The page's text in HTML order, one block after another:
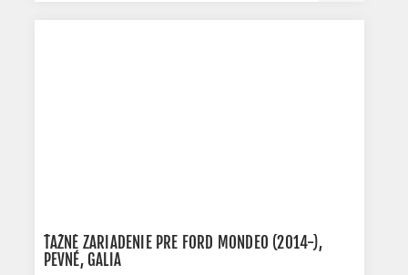
ŤAŽNÉ ZARIADENIE PRE FORD MONDEO (2014-),
PEVNÉ, GALIA